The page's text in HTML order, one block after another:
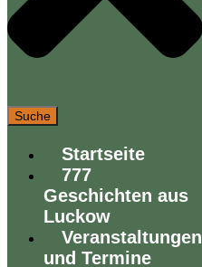
Suche
Startseite
777
Geschichten aus
Luckow
Veranstaltungen
und Termine